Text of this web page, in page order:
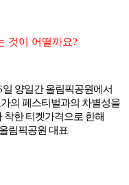
것이 어떨까요?
일 양일간 올림픽공원에서
의 페스티벌과의 차별성을
한 티켓가격으로 한해
림픽공원 대표